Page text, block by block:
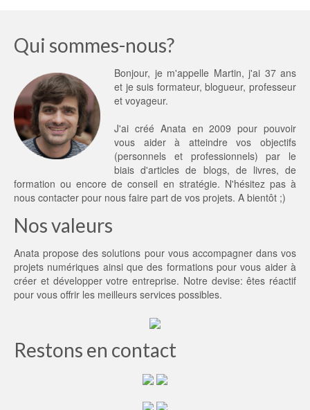
Qui sommes-nous?
Bonjour, je m'appelle Martin, j'ai 37 ans
et je suis formateur, blogueur, professeur
et voyageur.
J'ai créé Anata en 2009 pour pouvoir
vous aider à atteindre vos objectifs
(personnels et professionnels) par le
biais d'articles de blogs, de livres, de
formation ou encore de conseil en stratégie. N'hésitez pas à
nous contacter pour nous faire part de vos projets. A bientôt ;)
Nos valeurs
Anata propose des solutions pour vous accompagner dans vos
projets numériques ainsi que des formations pour vous aider à
créer et développer votre entreprise. Notre devise: êtes réactif
pour vous offrir les meilleurs services possibles.
Restons en contact